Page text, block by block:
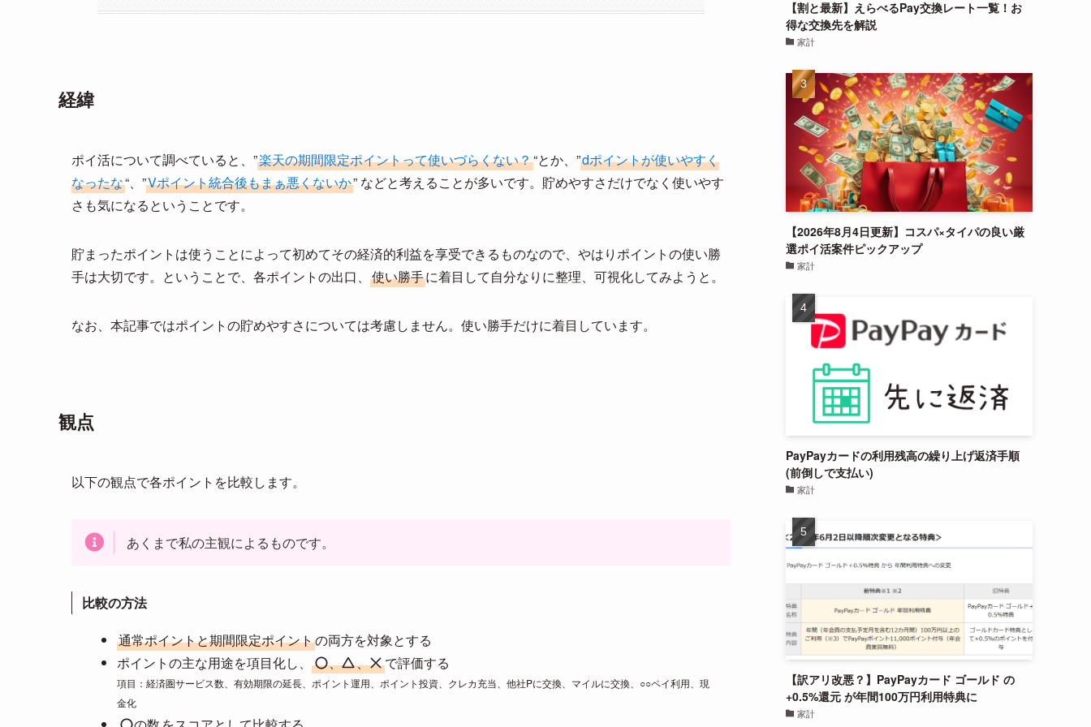
経緯
ポイ活について調べていると、”楽天の期間限定ポイントって使いづらくない？“とか、”dポイントが使いやすく
なったな“、”Vポイント統合後もまぁ悪くないか” などと考えることが多いです。貯めやすさだけでなく使いやす
さも気になるということです。
貯まったポイントは使うことによって初めてその経済的利益を享受できるものなので、やはりポイントの使い勝
手は大切です。ということで、各ポイントの出口、 使い勝手に着目して自分なりに整理、可視化してみようと。
なお、本記事ではポイントの貯めやすさについては考慮しません。使い勝手だけに着目しています。
観点
以下の観点で各ポイントを比較します。
あくまで私の主観によるものです。
比較の方法
通常ポイントと期間限定ポイントの両方を対象とする
ポイントの主な用途を項目化し、
、 、 で評価する
項目：経済圏サービス数、有効期限の延長、ポイント運用、ポイント投資、クレカ充当、他社Pに交換、マイルに交換、○○ペイ利用、現
金化
【割と最新】えらべるPay交換レート一覧！お
得な交換先を解説
家計
【2026年8月4日更新】コスパ×タイパの良い厳
選ポイ活案件ピックアップ
家計
PayPayカードの利用残高の繰り上げ返済手順
(前倒しで支払い)
家計
【訳アリ改悪？】PayPayカード ゴールド の
+0.5%還元 が年間100万円利用特典に
家計